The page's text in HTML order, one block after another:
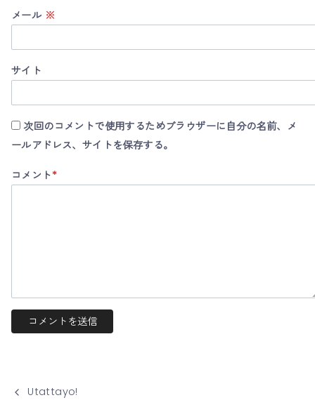
メール ※
サイト
次回のコメントで使用するためブラウザーに自分の名前、メ
ールアドレス、サイトを保存する。
コメント*
Utattayo!